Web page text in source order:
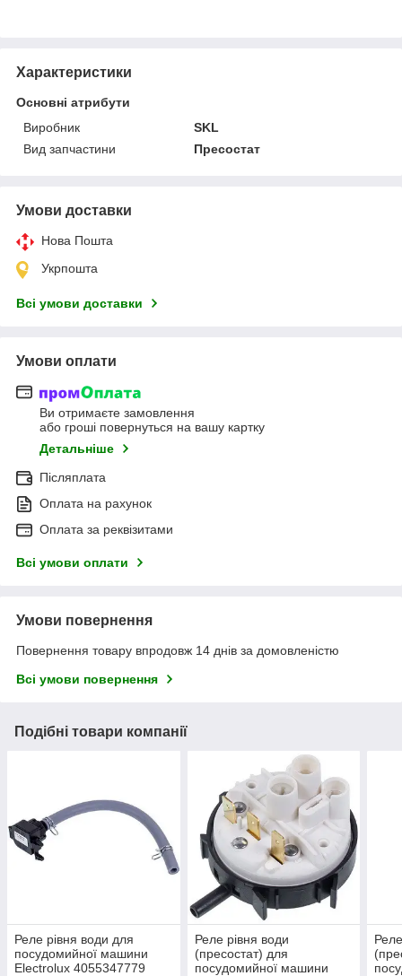
Характеристики
Основні атрибути
Виробник
SKL
Вид запчастини
Пресостат
Умови доставки
Нова Пошта
Укрпошта
Всі умови доставки
Умови оплати
Ви отримаєте замовлення
або гроші повернуться на вашу картку
Детальніше
Післяплата
Оплата на рахунок
Оплата за реквізитами
Всі умови оплати
Умови повернення
Повернення товару впродовж 14 днів за домовленістю
Всі умови повернення
Подібні товари компанії
Реле рівня води для
посудомийної машини
Electrolux 4055347779
Реле рівня води
(пресостат) для
посудомийної машини